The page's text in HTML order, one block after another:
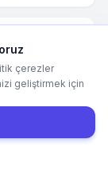
çerezler
geliştirmek için